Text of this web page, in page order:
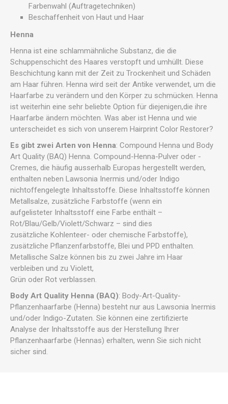
Farbenwahl (Auftragetechniken)
Beschaffenheit von Haut und Haar
Henna
Henna ist eine schlammähnliche Substanz, die die
Schuppenschicht des Haares verstopft und umhüllt. Diese
Beschichtung kann mit der Zeit zu Trockenheit und Schäden
am Haar führen. Henna wird seit der Antike verwendet, um die
Haarfarbe zu verändern und den Körper zu schmücken. Henna
ist weiterhin eine sehr beliebte Option für diejenigen,die ihre
Haarfarbe ändern möchten. Was aber ist Henna und wie
unterscheidet es sich von unserem Hairprint Color Restorer?
Es gibt zwei Arten von Henna: Compound Henna und Body
Art Quality (BAQ) Henna. Compound-Henna-Pulver oder -
Cremes, die häufig ausserhalb Europas hergestellt werden,
enthalten neben Lawsonia Inermis und/oder Indigo
nichtoffengelegte Inhaltsstoffe. Diese Inhaltsstoffe können
Metallsalze, zusätzliche Farbstoffe (wenn ein
aufgelisteter Inhaltsstoff eine Farbe enthält –
Rot/Blau/Gelb/Violett/Schwarz – sind dies
zusätzliche Kohlenteer- oder chemische Farbstoffe),
zusätzliche Pflanzenfarbstoffe, Blei und PPD enthalten.
Metallische Salze können bis zu zwei Jahre im Haar
verbleiben und zu Violett,
Grün oder Rot verblassen.
Body Art Quality Henna (BAQ): Body-Art-Quality-
Pflanzenhaarfarbe (Henna) besteht nur aus Lawsonia Inermis
und/oder Indigo-Zutaten. Sie können eine zertifizierte
Analyse der Inhaltsstoffe aus der Herstellung Ihrer
Pflanzenhaarfarbe (Hennas) erhalten, wenn Sie sich nicht
sicher sind.